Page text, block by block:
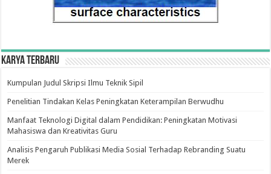
Karya Terbaru
Kumpulan Judul Skripsi Ilmu Teknik Sipil
Penelitian Tindakan Kelas Peningkatan Keterampilan Berwudhu
Manfaat Teknologi Digital dalam Pendidikan: Peningkatan Motivasi
Mahasiswa dan Kreativitas Guru
Analisis Pengaruh Publikasi Media Sosial Terhadap Rebranding Suatu
Merek